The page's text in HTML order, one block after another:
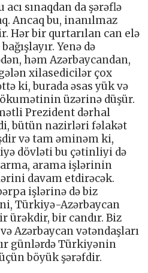
sınaqdan da şərəflə
Ancaq bu, inanılmaz
Hər bir qurtarılan can elə
Yenə də
həm Azərbaycandan,
xilasedicilər çox
ki, burada əsas yük və
üzərinə düşür.
Prezident dərhal
bütün nazirləri fəlakət
və tam əminəm ki,
dövləti bu çətinliyi də
arama işlərinin
davam etdirəcək.
işlərinə də biz
Türkiyə-Azərbaycan
ürəkdir, bir candır. Biz
Azərbaycan vətəndaşları
günlərdə Türkiyənin
böyük şərəfdir.